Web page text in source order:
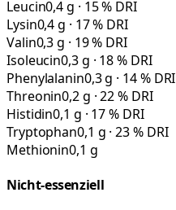
Leucin0,4 g · 15 % DRI
Lysin0,4 g · 17 % DRI
Valin0,3 g · 19 % DRI
Isoleucin0,3 g · 18 % DRI
Phenylalanin0,3 g · 14 % DRI
Threonin0,2 g · 22 % DRI
Histidin0,1 g · 17 % DRI
Tryptophan0,1 g · 23 % DRI
Methionin0,1 g
Nicht-essenziell